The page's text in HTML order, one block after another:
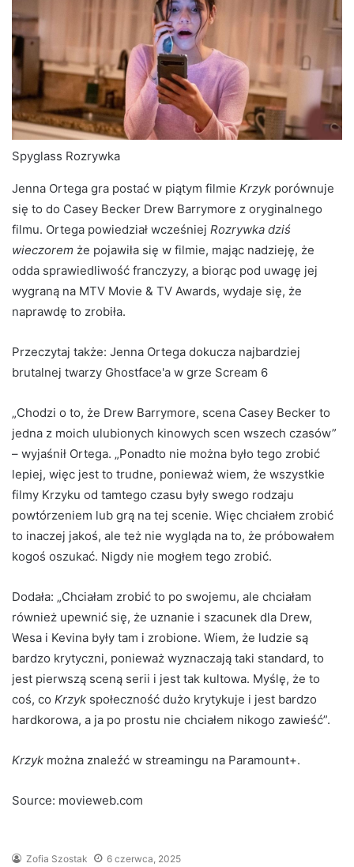
Spyglass Rozrywka
Jenna Ortega gra postać w piątym filmie Krzyk porównuje
się to do Casey Becker Drew Barrymore z oryginalnego
filmu. Ortega powiedział wcześniej Rozrywka dziś
wieczorem że pojawiła się w filmie, mając nadzieję, że
odda sprawiedliwość franczyzy, a biorąc pod uwagę jej
wygraną na MTV Movie & TV Awards, wydaje się, że
naprawdę to zrobiła.
Przeczytaj także: Jenna Ortega dokucza najbardziej
brutalnej twarzy Ghostface'a w grze Scream 6
„Chodzi o to, że Drew Barrymore, scena Casey Becker to
jedna z moich ulubionych kinowych scen wszech czasów”
– wyjaśnił Ortega. „Ponadto nie można było tego zrobić
lepiej, więc jest to trudne, ponieważ wiem, że wszystkie
filmy Krzyku od tamtego czasu były swego rodzaju
powtórzeniem lub grą na tej scenie. Więc chciałem zrobić
to inaczej jakoś, ale też nie wygląda na to, że próbowałem
kogoś oszukać. Nigdy nie mogłem tego zrobić.
Dodała: „Chciałam zrobić to po swojemu, ale chciałam
również upewnić się, że uznanie i szacunek dla Drew,
Wesa i Kevina były tam i zrobione. Wiem, że ludzie są
bardzo krytyczni, ponieważ wyznaczają taki standard, to
jest pierwszą sceną serii i jest tak kultowa. Myślę, że to
coś, co Krzyk społeczność dużo krytykuje i jest bardzo
hardkorowa, a ja po prostu nie chciałem nikogo zawieść”.
Krzyk można znaleźć w streamingu na Paramount+.
Source: movieweb.com
Zofia Szostak 6 czerwca, 2025